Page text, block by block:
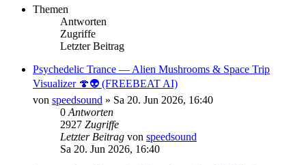
Themen
Antworten
Zugriffe
Letzter Beitrag
Psychedelic Trance — Alien Mushrooms & Space Trip
Visualizer 🍄👽 (FREEBEAT AI)
von speedsound » Sa 20. Jun 2026, 16:40
0 Antworten
2927 Zugriffe
Letzter Beitrag von speedsound
Sa 20. Jun 2026, 16:40